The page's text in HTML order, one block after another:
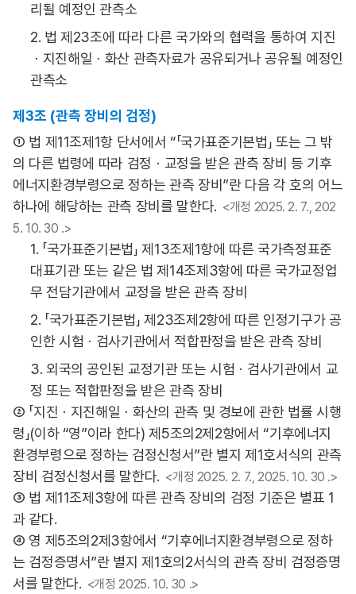
리될 예정인 관측소
2. 법 제23조에 따라 다른 국가와의 협력을 통하여 지진
ㆍ지진해일ㆍ화산 관측자료가 공유되거나 공유될 예정인
관측소
제3조 (관측 장비의 검정)
① 법 제11조제1항 단서에서 “「국가표준기본법」 또는 그 밖
의 다른 법령에 따라 검정ㆍ교정을 받은 관측 장비 등 기후
에너지환경부령으로 정하는 관측 장비”란 다음 각 호의 어느
하나에 해당하는 관측 장비를 말한다. <개정 2025. 2. 7., 202
5. 10. 30 .>
1. 「국가표준기본법」 제13조제1항에 따른 국가측정표준
대표기관 또는 같은 법 제14조제3항에 따른 국가교정업
무 전담기관에서 교정을 받은 관측 장비
2. 「국가표준기본법」 제23조제2항에 따른 인정기구가 공
인한 시험ㆍ검사기관에서 적합판정을 받은 관측 장비
3. 외국의 공인된 교정기관 또는 시험ㆍ검사기관에서 교
정 또는 적합판정을 받은 관측 장비
② 「지진ㆍ지진해일ㆍ화산의 관측 및 경보에 관한 법률 시행
령」(이하 “영”이라 한다) 제5조의2제2항에서 “기후에너지
환경부령으로 정하는 검정신청서”란 별지 제1호서식의 관측
장비 검정신청서를 말한다. <개정 2025. 2. 7., 2025. 10. 30 .>
③ 법 제11조제3항에 따른 관측 장비의 검정 기준은 별표 1
과 같다.
④ 영 제5조의2제3항에서 “기후에너지환경부령으로 정하
는 검정증명서”란 별지 제1호의2서식의 관측 장비 검정증명
서를 말한다. <개정 2025. 10. 30 .>